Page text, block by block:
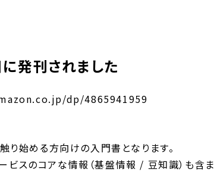
発刊されました
dp/4865941959
始める方向けの入門書となります。
ビスのコアな情報（基盤情報 / 豆知識）も含ま